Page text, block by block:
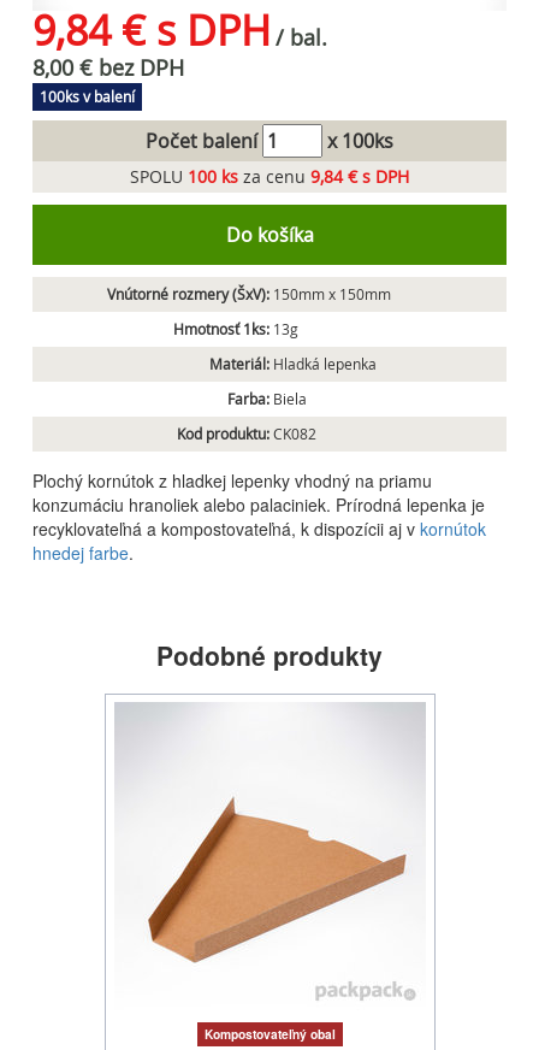
9,84 € s DPH / bal.
8,00 € bez DPH
100ks v balení
Počet balení x 100ks
SPOLU 100 ks za cenu 9,84 € s DPH
Do košíka
Vnútorné rozmery (ŠxV): 150mm x 150mm
Hmotnosť 1ks: 13g
Materiál: Hladká lepenka
Farba: Biela
Kod produktu:CK082
Plochý kornútok z hladkej lepenky vhodný na priamu
konzumáciu hranoliek alebo palaciniek. Prírodná lepenka je
recyklovateľná a kompostovateľná, k dispozícii aj v kornútok
hnedej farbe.
Podobné produkty
Kompostovateľný obal